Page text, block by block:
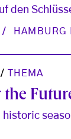
den
HAMBURG
/ THEMA
the
historic